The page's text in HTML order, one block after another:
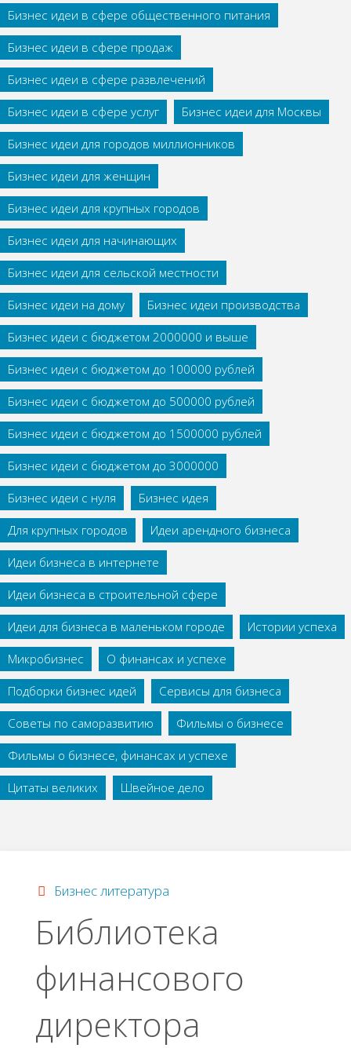
Бизнес идеи в сфере общественного питания
Бизнес идеи в сфере продаж
Бизнес идеи в сфере развлечений
Бизнес идеи в сфере услуг
Бизнес идеи для Москвы
Бизнес идеи для городов миллионников
Бизнес идеи для женщин
Бизнес идеи для крупных городов
Бизнес идеи для начинающих
Бизнес идеи для сельской местности
Бизнес идеи на дому
Бизнес идеи производства
Бизнес идеи с бюджетом 2000000 и выше
Бизнес идеи с бюджетом до 100000 рублей
Бизнес идеи с бюджетом до 500000 рублей
Бизнес идеи с бюджетом до 1500000 рублей
Бизнес идеи с бюджетом до 3000000
Бизнес идеи с нуля
Бизнес идея
Для крупных городов
Идеи арендного бизнеса
Идеи бизнеса в интернете
Идеи бизнеса в строительной сфере
Идеи для бизнеса в маленьком городе
Истории успеха
Микробизнес
О финансах и успехе
Подборки бизнес идей
Сервисы для бизнеса
Советы по саморазвитию
Фильмы о бизнесе
Фильмы о бизнесе, финансах и успехе
Цитаты великих
Швейное дело
Бизнес литература
Библиотека
финансового
директора